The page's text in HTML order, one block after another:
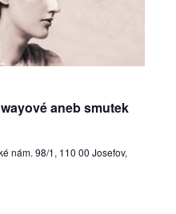
aneb smutek
nám. 98/1, 110 00 Josefov,